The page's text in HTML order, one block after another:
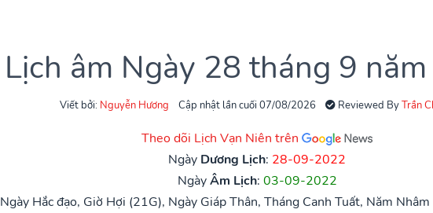
Lịch âm Ngày 28 tháng 9
Viết bởi: Nguyễn Hương Cập nhật lần cuối 07/08/2026 Reviewed ByTrần
Theo dõi Lịch Vạn Niên trên
Ngày Dương Lịch: 28-09-2022
NgàyÂm Lịch: 03-09-2022
Ngày Hắc đạo, Giờ Hợi (21G), Ngày Giáp Thân, Tháng Canh Tuất, Năm